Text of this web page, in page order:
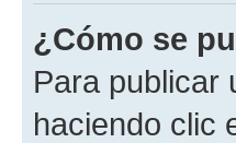
¿Cómo se
Para publicar
haciendo clic